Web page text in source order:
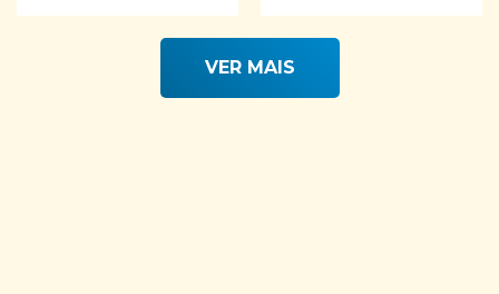
Rated
VER MAIS